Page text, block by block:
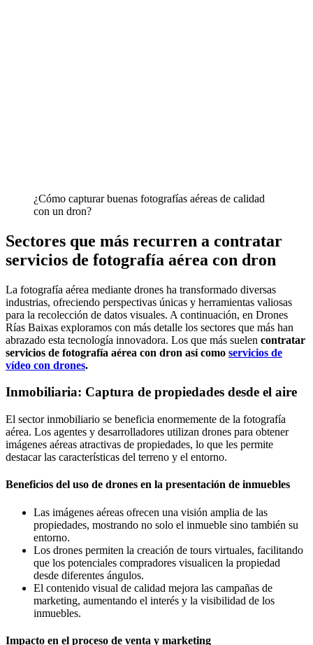
¿Cómo capturar buenas fotografías aéreas de calidad
con un dron?
Sectores que más recurren a contratar
servicios de fotografía aérea con dron
La fotografía aérea mediante drones ha transformado diversas
industrias, ofreciendo perspectivas únicas y herramientas valiosas
para la recolección de datos visuales. A continuación, en Drones
Rías Baixas exploramos con más detalle los sectores que más han
abrazado esta tecnología innovadora. Los que más suelen contratar
servicios de fotografía aérea con dron así como servicios de
vídeo con drones.
Inmobiliaria: Captura de propiedades desde el aire
El sector inmobiliario se beneficia enormemente de la fotografía
aérea. Los agentes y desarrolladores utilizan drones para obtener
imágenes aéreas atractivas de propiedades, lo que les permite
destacar las características del terreno y el entorno.
Beneficios del uso de drones en la presentación de inmuebles
Las imágenes aéreas ofrecen una visión amplia de las
propiedades, mostrando no solo el inmueble sino también su
entorno.
Los drones permiten la creación de tours virtuales, facilitando
que los potenciales compradores visualicen la propiedad
desde diferentes ángulos.
El contenido visual de calidad mejora las campañas de
marketing, aumentando el interés y la visibilidad de los
inmuebles.
Impacto en el proceso de venta y marketing